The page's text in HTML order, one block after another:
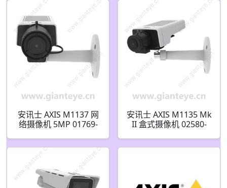
安讯士 AXIS M1137 网
络摄像机 5MP 01769-
安讯士 AXIS M1135 Mk
II 盒式摄像机 02580-